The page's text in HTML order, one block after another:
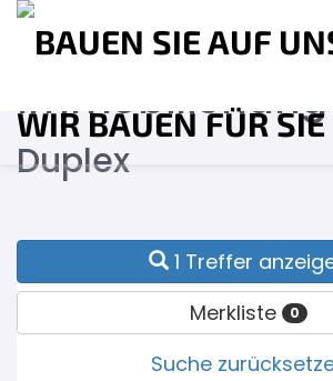
Duplex
1 Treffer
Merkliste
0
Suche